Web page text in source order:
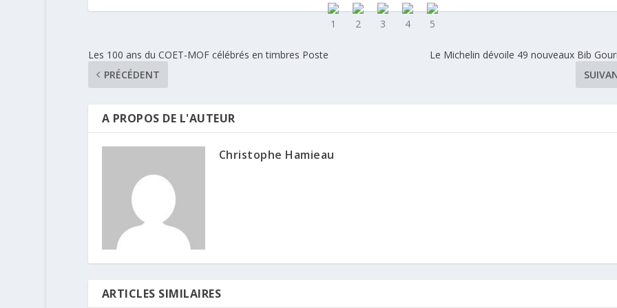
Les 100 ans du COET-MOF célébrés en timbres Poste
PRÉCÉDENT
Le Michelin dévoile 49 nouveaux Bib
A PROPOS DE L'AUTEUR
Christophe Hamieau
ARTICLES SIMILAIRES